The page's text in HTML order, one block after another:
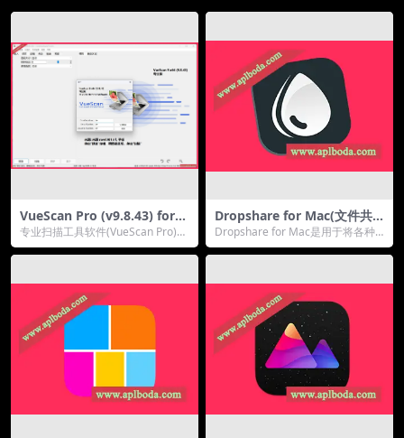
VueScan Pro (v9.8.43) for
Win (万能扫描仪软件)最新中
文激活版
专业扫描工具软件(VueScan Pro)适
合于企业和家庭使用的专业扫描工
具，提...
Dropshare for Mac(文件共
享存储软件)v6.6.0直装版
Dropshare for Mac是用于将各种
图片，视频，屏幕快照和文件从您
的电...